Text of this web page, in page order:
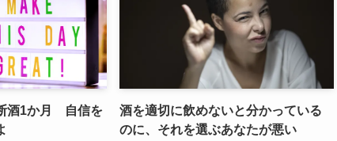
酒1か月 自信を
酒を適切に飲めないと分かっている
のに、それを選ぶあなたが悪い